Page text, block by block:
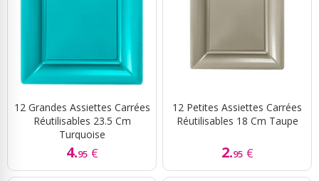
12 Grandes Assiettes Carrées
Réutilisables 23.5 Cm
Turquoise
4.95 €
12 Petites Assiettes Carrées
Réutilisables 18 Cm Taupe
2.95 €